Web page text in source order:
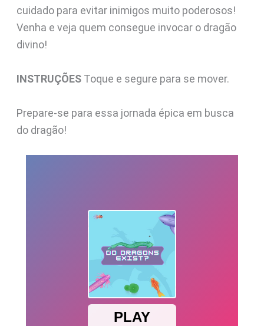
cuidado para evitar inimigos muito poderosos!
Venha e veja quem consegue invocar o dragão
divino!
INSTRUÇÕESToque e segure para se mover.
Prepare-se para essa jornada épica em busca
do dragão!